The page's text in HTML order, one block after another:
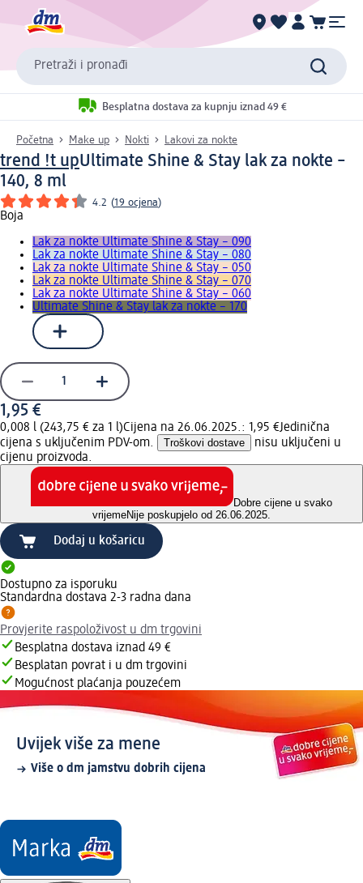
Pretraži i pronađi
Besplatna dostava za kupnju iznad 49 €
Početna Make up Nokti Lakovi za nokte
trend !t upUltimate Shine & Stay lak za nokte –
140, 8 ml
4.2 (19 ocjena)
Boja
Lak za nokte Ultimate Shine & Stay – 090
Lak za nokte Ultimate Shine & Stay – 080
Lak za nokte Ultimate Shine & Stay – 050
Lak za nokte Ultimate Shine & Stay – 070
Lak za nokte Ultimate Shine & Stay – 060
Ultimate Shine & Stay lak za nokte – 170
1,95 €
0,008 l (243,75 € za 1 l)Cijena na 26.06.2025.: 1,95 €Jedinična
cijena s uključenim PDV-om.
Troškovi dostave
nisu uključeni u
cijenu proizvoda.
Dobre cijene u svako
vrijemeNije poskupjelo od 26.06.2025.
Dodaj u košaricu
Dostupno za isporuku
Standardna dostava 2-3 radna dana
Provjerite raspoloživost u dm trgovini
Besplatna dostava iznad 49 €
Besplatan povrat i u dm trgovini
Mogućnost plaćanja pouzećem
Uvijek više za mene
Više o dm jamstvu dobrih cijena